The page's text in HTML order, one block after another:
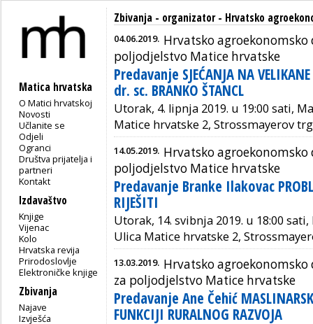
Matica hrvatska
O Matici hrvatskoj
Novosti
Učlanite se
Odjeli
Ogranci
Društva prijatelja i
partneri
Kontakt
Izdavaštvo
Knjige
Vijenac
Kolo
Hrvatska revija
Prirodoslovlje
Elektroničke knjige
Zbivanja
Najave
Izvješća
Zbivanja - organizator - Hrvatsko
04.06.2019. Hrvatsko agroekonomsko
poljodjelstvo Matice hrvatske
Predavanje SJEĆANJA NA
dr. sc. BRANKO ŠTANCL
Utorak, 4. lipnja 2019. u 19:00 sati,
Matice hrvatske 2, Strossmayerov
14.05.2019. Hrvatsko agroekonomsko
poljodjelstvo Matice hrvatske
Predavanje Branke Ilakovac
RIJEŠITI
Utorak, 14. svibnja 2019. u 18:00
Ulica Matice hrvatske 2,
13.03.2019. Hrvatsko agroekonomsko
za poljodjelstvo Matice hrvatske
Predavanje Ane Čehić
FUNKCIJI RURALNOG RAZVOJA